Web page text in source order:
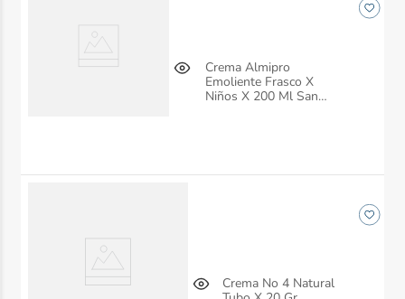
Crema Almipro
Emoliente Frasco X
Niños X 200 Ml San
Crema No 4 Natural